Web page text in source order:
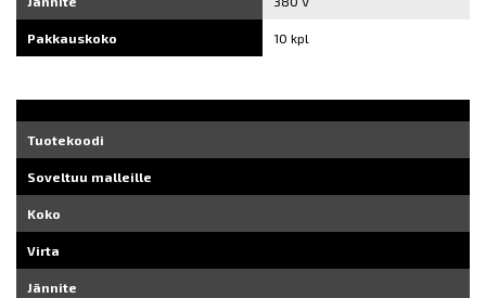
Pakkauskoko 10 kpl
Tuotekoodi
Soveltuu malleille
Koko
Virta
Jännite